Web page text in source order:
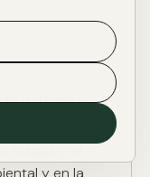
el impacto
scripts y el
y en la